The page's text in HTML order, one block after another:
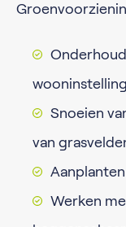
Snoeien
van
Werken